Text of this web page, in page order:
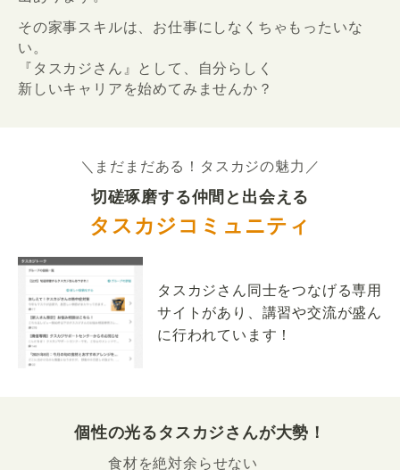
その家事スキルは、お仕事にしなくちゃもったいな
い。
『タスカジさん』として、自分らしく
新しいキャリアを始めてみませんか？
＼まだまだある！タスカジの魅力／
切磋琢磨する仲間と出会える
タスカジコミュニティ
タスカジさん同士をつなげる専用
サイトがあり、講習や交流が盛ん
に行われています！
個性の光るタスカジさんが大勢！
食材を絶対余らせない